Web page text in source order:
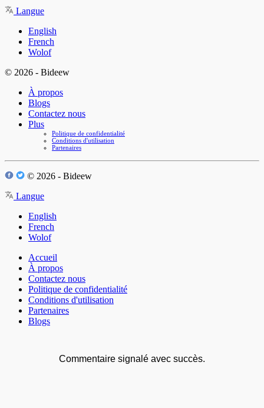
Langue
English
French
Wolof
© 2026 - Bideew
À propos
Blogs
Contactez nous
Plus
Politique de confidentialité
Conditions d'utilisation
Partenaires
© 2026 - Bideew
Langue
English
French
Wolof
Accueil
À propos
Contactez nous
Politique de confidentialité
Conditions d'utilisation
Partenaires
Blogs
Commentaire signalé avec succès.